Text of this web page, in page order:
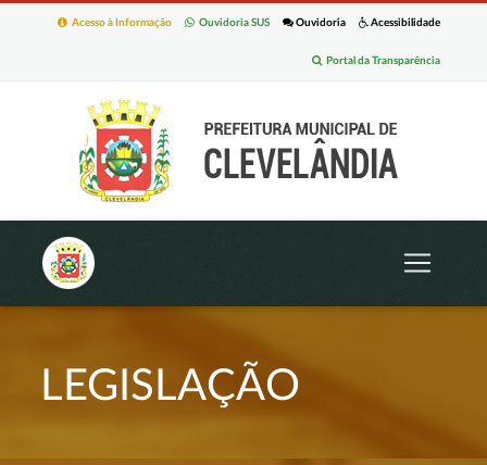
Acessibilidade
Ouvidoria
Ouvidoria SUS
Acesso à Informação
Portal da Transparência
LEGISLAÇÃO